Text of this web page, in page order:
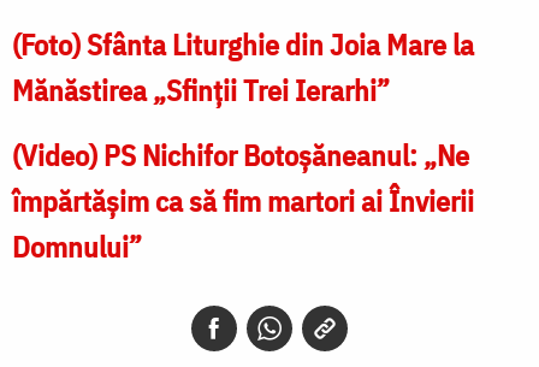
(Foto) Sfânta Liturghie din Joia Mare la
Mănăstirea „Sfinții Trei Ierarhi”
(Video) PS Nichifor Botoșăneanul: „Ne
împărtășim ca să fim martori ai Învierii
Domnului”